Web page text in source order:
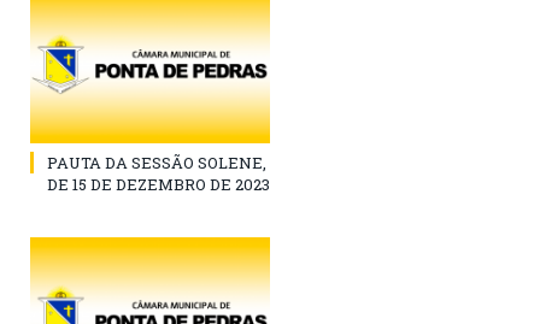
PAUTA DA SESSÃO SOLENE,
DE 15 DE DEZEMBRO DE 2023